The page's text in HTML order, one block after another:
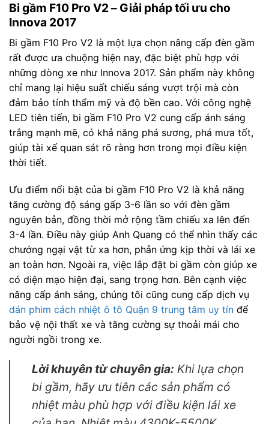
Bi gầm F10 Pro V2 – Giải pháp tối ưu cho
Innova 2017
Bi gầm F10 Pro V2 là một lựa chọn nâng cấp đèn gầm
rất được ưa chuộng hiện nay, đặc biệt phù hợp với
những dòng xe như Innova 2017. Sản phẩm này không
chỉ mang lại hiệu suất chiếu sáng vượt trội mà còn
đảm bảo tính thẩm mỹ và độ bền cao. Với công nghệ
LED tiên tiến, bi gầm F10 Pro V2 cung cấp ánh sáng
trắng mạnh mẽ, có khả năng phá sương, phá mưa tốt,
giúp tài xế quan sát rõ ràng hơn trong mọi điều kiện
thời tiết.
Ưu điểm nổi bật của bi gầm F10 Pro V2 là khả năng
tăng cường độ sáng gấp 3-6 lần so với đèn gầm
nguyên bản, đồng thời mở rộng tầm chiếu xa lên đến
3-4 lần. Điều này giúp Anh Quang có thể nhìn thấy các
chướng ngại vật từ xa hơn, phản ứng kịp thời và lái xe
an toàn hơn. Ngoài ra, việc lắp đặt bi gầm còn giúp xe
có diện mạo hiện đại, sang trọng hơn. Bên cạnh việc
nâng cấp ánh sáng, chúng tôi cũng cung cấp dịch vụ
dán phim cách nhiệt ô tô Quận 9 trung tâm uy tín để
bảo vệ nội thất xe và tăng cường sự thoải mái cho
người ngồi trong xe.
Lời khuyên từ chuyên gia: Khi lựa chọn
bi gầm, hãy ưu tiên các sản phẩm có
nhiệt màu phù hợp với điều kiện lái xe